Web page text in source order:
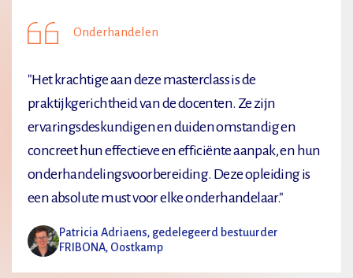
Onderhandelen
"Het krachtige aan deze masterclass is de
praktijkgerichtheid van de docenten. Ze zijn
ervaringsdeskundigen en duiden omstandig en
concreet hun effectieve en efficiënte aanpak, en hun
onderhandelingsvoorbereiding. Deze opleiding is
een absolute must voor elke onderhandelaar."
Patricia Adriaens, gedelegeerd bestuurder
FRIBONA, Oostkamp